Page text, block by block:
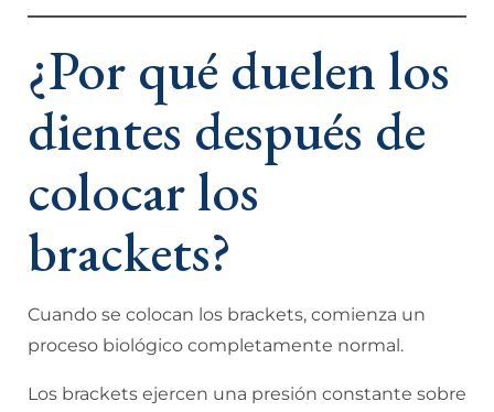
¿Por qué duelen los
dientes después de
colocar los
brackets?
Cuando se colocan los brackets, comienza un
proceso biológico completamente normal.
Los brackets ejercen una presión constante sobre